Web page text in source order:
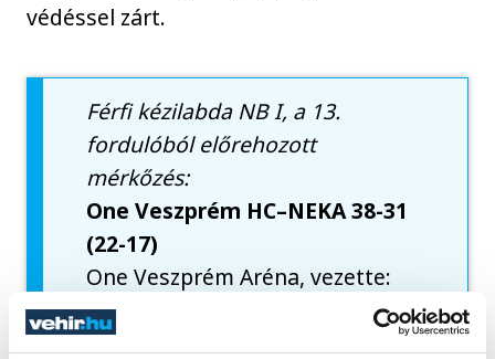
védéssel zárt.
Férfi kézilabda NB I, a 13.
fordulóból előrehozott
mérkőzés:
One Veszprém HC–NEKA 38-31
(22-17)
One Veszprém Aréna, vezette:
Bujdosó, Horváth V.
Veszprém
: Appelgren – Marguc